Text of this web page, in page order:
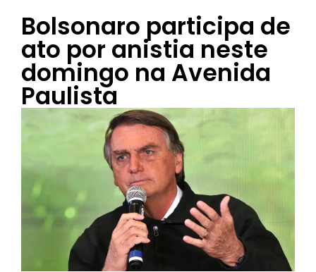
Bolsonaro participa de
ato por anistia neste
domingo na Avenida
Paulista